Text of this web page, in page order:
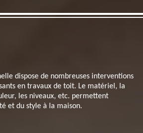
dispose de nombreuses interventions
en travaux de toit. Le matériel, la
les niveaux, etc. permettent
et du style à la maison.